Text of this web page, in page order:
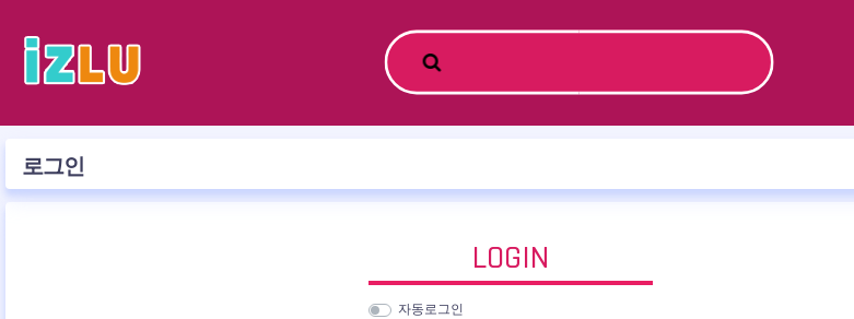
로그인
LOGIN
자동로그인